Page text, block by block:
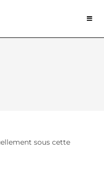
sous cette